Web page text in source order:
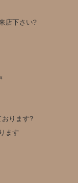
店下さい?
おります?
ます